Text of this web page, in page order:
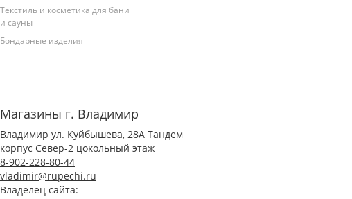
Текстиль и косметика для бани
и сауны
Бондарные изделия
Магазины г. Владимир
Владимир ул. Куйбышева, 28А Тандем
корпус Север-2 цокольный этаж
8-902-228-80-44
vladimir@rupechi.ru
Владелец сайта: